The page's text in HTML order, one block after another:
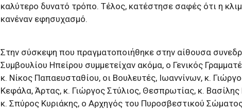
καλύτερο δυνατό τρόπο. Τέλος, κατέστησε σαφές ότι η
κανέναν εφησυχασμό.
Στην σύσκεψη που πραγματοποιήθηκε στην αίθουσα
Συμβουλίου Ηπείρου συμμετείχαν ακόμα, ο Γενικός
κ. Νίκος Παπαευσταθίου, οι Βουλευτές, Ιωαννίνων, κ.
Κεφάλα, Άρτας, κ. Γιώργος Στύλιος, Θεσπρωτίας, κ. Βασίλης
κ. Σπύρος Κυριάκης, ο Αρχηγός του Πυροσβεστικού